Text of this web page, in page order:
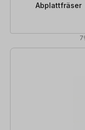
Abplattfräser
796 Artikel gefunden